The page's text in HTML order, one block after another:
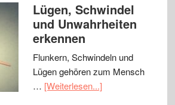
Lügen, Schwindel
und Unwahrheiten
erkennen
Flunkern, Schwindeln und
Lügen gehören zum Mensch
… [Weiterlesen...]